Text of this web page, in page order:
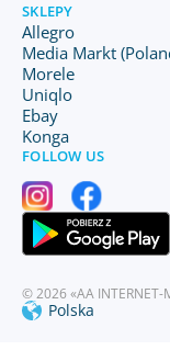
SKLEPY
Allegro
Media Markt
Morele
Uniqlo
Ebay
Konga
FOLLOW US
© 2026 «AA INTERNET-
Polska